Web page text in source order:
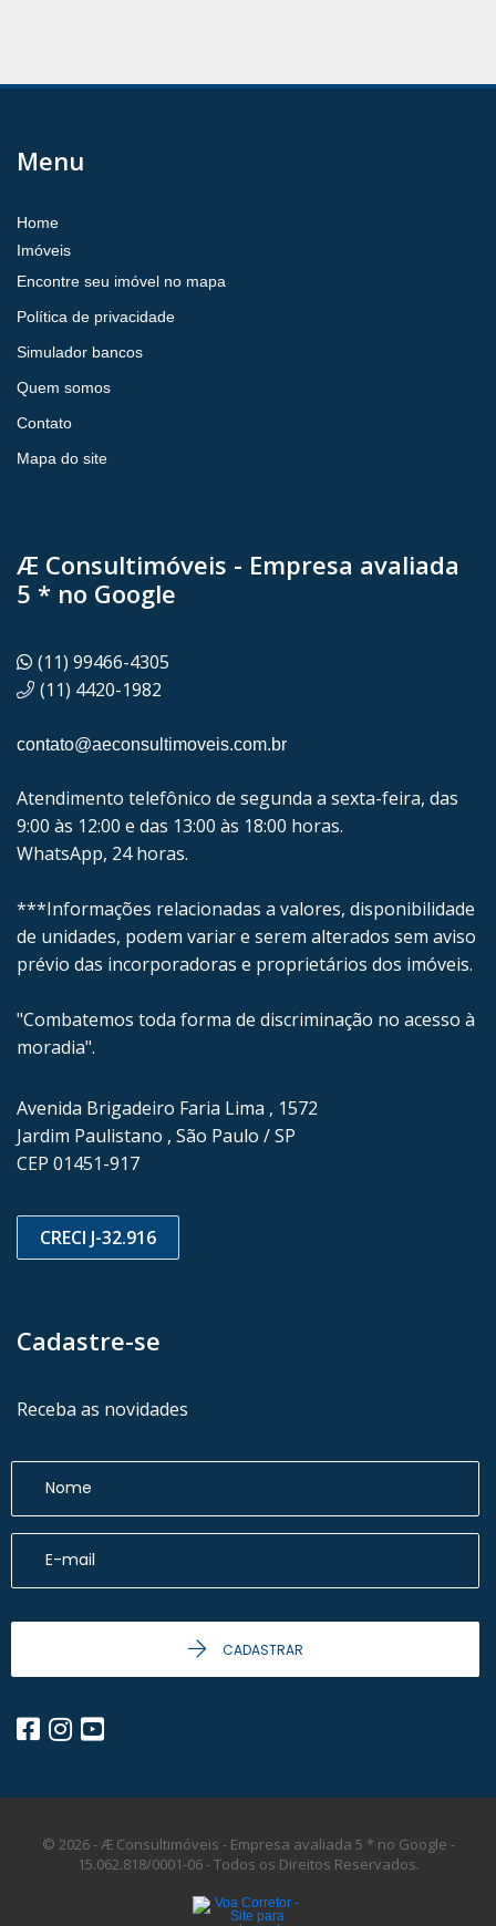
Menu
Home
Imóveis
Encontre seu imóvel no mapa
Política de privacidade
Simulador bancos
Quem somos
Contato
Mapa do site
Æ Consultimóveis - Empresa avaliada
5 * no Google
(11) 99466-4305
(11) 4420-1982
contato@aeconsultimoveis.com.br
Atendimento telefônico de segunda a sexta-feira, das
9:00 às 12:00 e das 13:00 às 18:00 horas.
WhatsApp, 24 horas.
***Informações relacionadas a valores, disponibilidade
de unidades, podem variar e serem alterados sem aviso
prévio das incorporadoras e proprietários dos imóveis.
"Combatemos toda forma de discriminação no acesso à
moradia".
Avenida Brigadeiro Faria Lima , 1572
Jardim Paulistano , São Paulo / SP
CEP 01451-917
CRECI J-32.916
Cadastre-se
Receba as novidades
CADASTRAR
© 2026 - Æ Consultimóveis - Empresa avaliada 5 * no Google -
15.062.818/0001-06 -Todos os Direitos Reservados.